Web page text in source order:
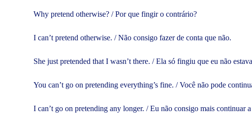
Why pretend otherwise? / Por que fingir o contrário?
I can’t pretend otherwise. / Não consigo fazer de conta que não.
She just pretended that I wasn’t there. / Ela só fingiu que eu não
You can’t go on pretending everything’s fine. / Você não pode
I can’t go on pretending any longer. / Eu não consigo mais continuar